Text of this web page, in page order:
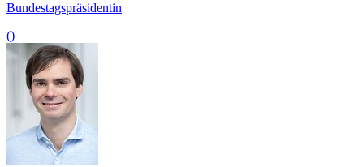
Bundestagspräsidentin
()